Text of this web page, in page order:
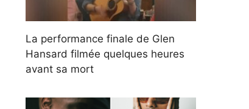
La performance finale de Glen
Hansard filmée quelques heures
avant sa mort